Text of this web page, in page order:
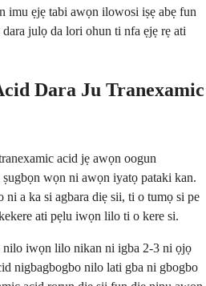
imu ẹjẹ tabi awọn ilowosi iṣẹ abẹ fun
julọ da lori ohun ti nfa ẹjẹ rẹ ati
Dara Ju Tranexamic
acid jẹ awọn oogun
wọn ni awọn iyatọ pataki kan.
ni a ka si agbara diẹ sii, ti o tumọ si pe
ati pẹlu iwọn lilo ti o kere si.
nilo iwọn lilo nikan ni igba 2-3 ni ọjọ
nigbagbogbo nilo lati gba ni gbogbo